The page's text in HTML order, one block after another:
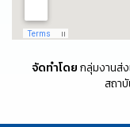
จัดทำโดยกลุ่มงานส่ง
สถา